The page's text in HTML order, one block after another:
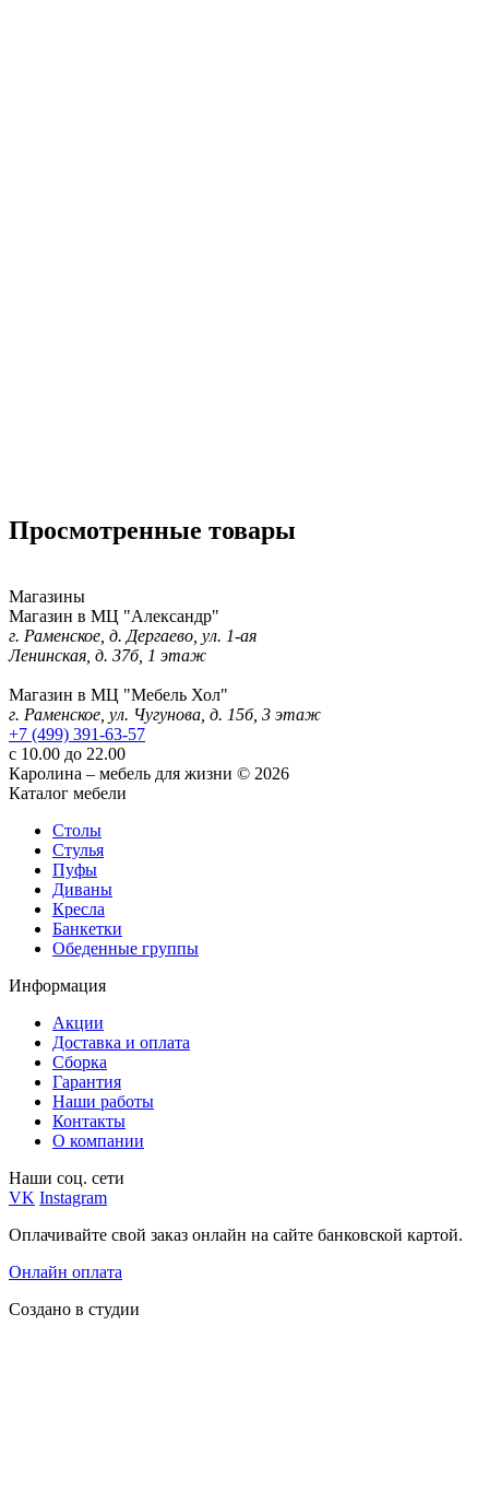
Просмотренные товары
Магазины
Магазин в МЦ "Александр"
г. Раменское, д. Дергаево, ул. 1-ая
Ленинская, д. 37б, 1 этаж
Магазин в МЦ "Мебель Хол"
г. Раменское, ул. Чугунова, д. 15б, 3 этаж
+7 (499) 391-63-57
с 10.00 до 22.00
Каролина – мебель для жизни © 2026
Каталог мебели
Столы
Стулья
Пуфы
Диваны
Кресла
Банкетки
Обеденные группы
Информация
Акции
Доставка и оплата
Сборка
Гарантия
Наши работы
Контакты
О компании
Наши соц. сети
VK Instagram
Оплачивайте свой заказ онлайн на сайте банковской картой.
Онлайн оплата
Создано в студии